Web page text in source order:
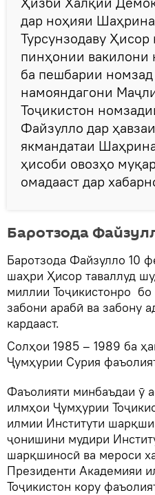
дар ноҳияи
Турсунзодаву
пинҳонии вакилони
ба пешбарии
намояндагони
Тоҷикистон
Файзулло дар
якмандатаи
ҳисоби овозҳо
омадааст дар
Баротзода
Баротзода Файзулло 10
шаҳри Ҳисор таваллуд
миллии Тоҷикистонро
забони арабӣ ва забону
кардааст.
Солҳои 1985 – 1989 ба
Ҷумҳурии Сурия
Фаъолияти минбаъдаи ӯ
илмҳои Ҷумҳурии
илмии Институти
ҷонишини мудири
шарқшиносӣ ва мероси
Президенти Академияи
Тоҷикистон кору